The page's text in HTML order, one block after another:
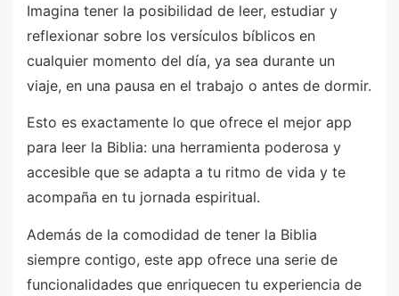
Imagina tener la posibilidad de leer, estudiar y
reflexionar sobre los versículos bíblicos en
cualquier momento del día, ya sea durante un
viaje, en una pausa en el trabajo o antes de dormir.
Esto es exactamente lo que ofrece el mejor app
para leer la Biblia: una herramienta poderosa y
accesible que se adapta a tu ritmo de vida y te
acompaña en tu jornada espiritual.
Además de la comodidad de tener la Biblia
siempre contigo, este app ofrece una serie de
funcionalidades que enriquecen tu experiencia de